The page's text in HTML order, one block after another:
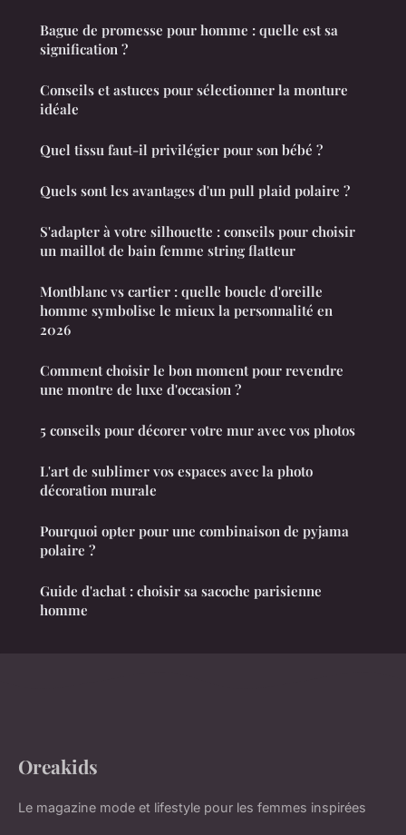
Bague de promesse pour homme : quelle est sa
signification ?
Conseils et astuces pour sélectionner la monture
idéale
Quel tissu faut-il privilégier pour son bébé ?
Quels sont les avantages d'un pull plaid polaire ?
S'adapter à votre silhouette : conseils pour choisir
un maillot de bain femme string flatteur
Montblanc vs cartier : quelle boucle d'oreille
homme symbolise le mieux la personnalité en
2026
Comment choisir le bon moment pour revendre
une montre de luxe d'occasion ?
5 conseils pour décorer votre mur avec vos photos
L'art de sublimer vos espaces avec la photo
décoration murale
Pourquoi opter pour une combinaison de pyjama
polaire ?
Guide d'achat : choisir sa sacoche parisienne
homme
Oreakids
Le magazine mode et lifestyle pour les femmes inspirées